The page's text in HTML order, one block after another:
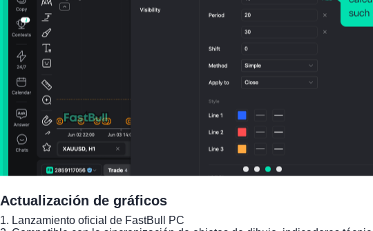
Actualización de gráficos
1. Lanzamiento oficial de FastBull PC